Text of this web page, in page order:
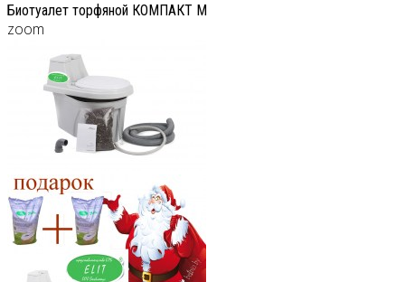
Биотуалет торфяной КОМПАКТ М
zoom